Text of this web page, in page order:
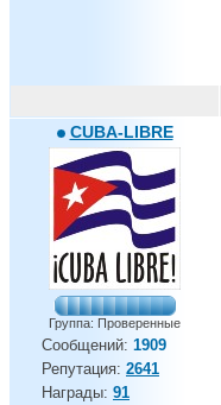
CUBA-LIBRE
Группа: Проверенные
Сообщений: 1909
Репутация: 2641
Награды: 91